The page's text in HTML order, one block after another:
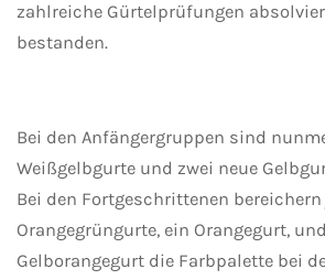
zahlreiche Gürtelprüfungen
bestanden.
Bei den Anfängergruppen sind
Weißgelbgurte und zwei neue
Bei den Fortgeschrittenen
Orangegrüngurte, ein Orangegurt,
Gelborangegurt die Farbpalette bei